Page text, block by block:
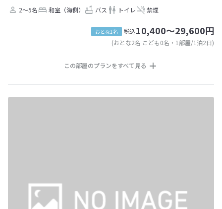
2～5名
和室（海側） バス トイレ 禁煙
おとな1名 税込10,400～29,600円
(おとな2名 こども0名・1部屋/1泊2日)
この部屋のプランをすべて見る